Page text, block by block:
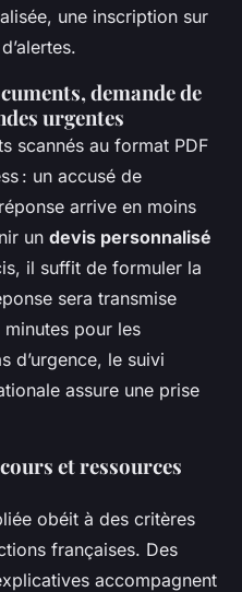
une inscription sur
demande de
urgentes
scannés au format PDF
: un accusé de
arrive en moins
un devis personnalisé
il suffit de formuler la
sera transmise
pour les
d’urgence, le suivi
assure une prise
et ressources
obéit à des critères
françaises. Des
accompagnent